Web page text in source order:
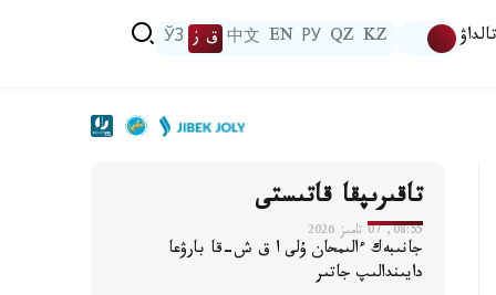
تالداۋ KZ
QZ
РУ
EN
中文 ق ز ЎЗ
تاقىرىپقا قاتىستى
08:55, 07 تامىز 2026
جانىبەك ءالىمحان ۇلى ا ق ش-قا بارۋعا
دايىندالىپ جاتىر